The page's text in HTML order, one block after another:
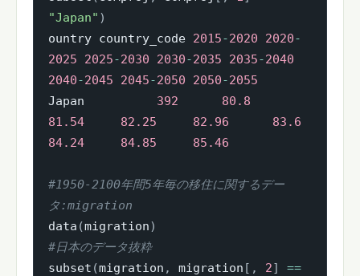
"Japan" )
ountry country_code 2015-2020 2020-
2025
2025-2030 2030-2035 2035-2040
2040-2045 2045-2050 2050-2055
Japan 392
80.8
81.54
82.25 82.96
83.6
84.24
84.85 85.46
#1950-2100年間5年毎の移住に関するデー
タ:migration
data (migration)
#日本のデータ抜粋
subset (migration , migration [ , 2]
==